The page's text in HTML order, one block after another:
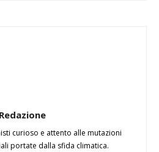
Redazione
curioso e attento alle mutazioni
portate dalla sfida climatica.